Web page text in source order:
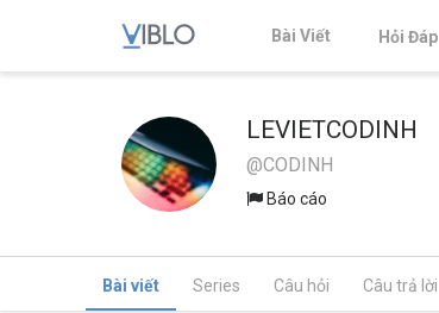
Bài Viết Hỏi Đáp
LEVIETCODINH
@CODINH
Báo cáo
Bài viết Series Câu hỏi Câu trả lời